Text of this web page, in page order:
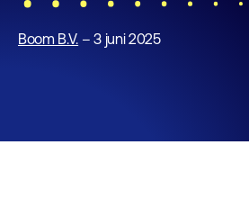
Boom B.V. – 3 juni 2025